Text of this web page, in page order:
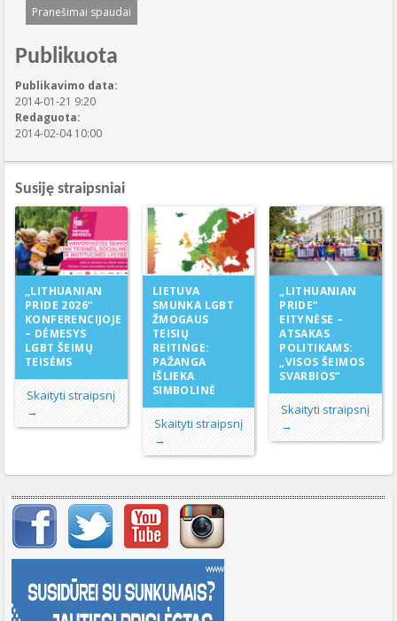
Pranešimai spaudai
Publikuota
Publikavimo data:
2014-01-21 9:20
Redaguota:
2014-02-04 10:00
Susiję straipsniai
„LITHUANIAN
PRIDE 2026“
KONFERENCIJOJE
– DĖMESYS
LGBT ŠEIMŲ
TEISĖMS
Skaityti straipsnį
→
LIETUVA
SMUNKA LGBT
ŽMOGAUS
TEISIŲ
REITINGE:
PAŽANGA
IŠLIEKA
SIMBOLINĖ
Skaityti straipsnį
→
„LITHUANIAN
PRIDE“
EITYNĖSE –
ATSAKAS
POLITIKAMS:
„VISOS ŠEIMOS
SVARBIOS“
Skaityti straipsnį
→
Svarbių įrašų meniu